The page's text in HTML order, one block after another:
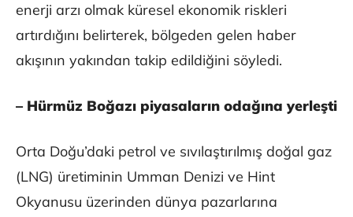
enerji arzı olmak küresel ekonomik riskleri
artırdığını belirterek, bölgeden gelen haber
akışının yakından takip edildiğini söyledi.
– Hürmüz Boğazı piyasaların odağına yerleşti
Orta Doğu’daki petrol ve sıvılaştırılmış doğal gaz
(LNG) üretiminin Umman Denizi ve Hint
Okyanusu üzerinden dünya pazarlarına